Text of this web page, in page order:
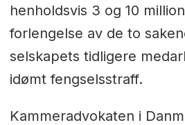
henholdsvis 3 og 10
forlengelse av de to
selskapets tidligere
idømt fengselsstraff.
Kammeradvokaten i